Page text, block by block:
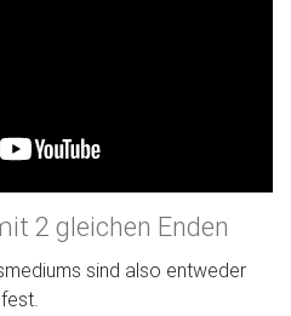
2 gleichen Enden
sind also entweder